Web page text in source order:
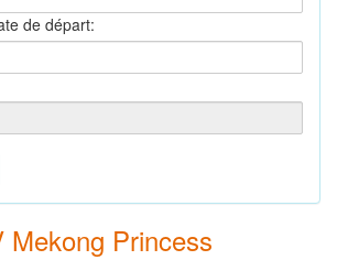
de départ:
Mekong Princess